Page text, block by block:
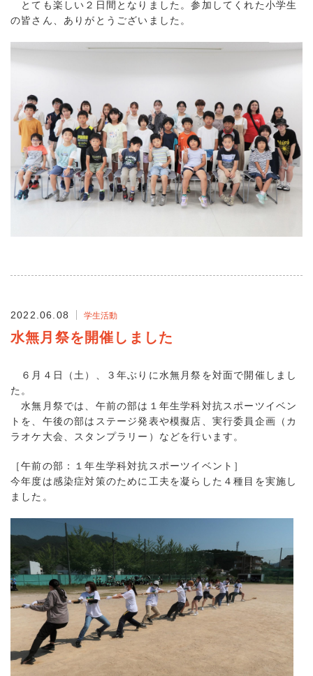
とても楽しい２日間となりました。参加してくれた小学生
の皆さん、ありがとうございました。
2022.06.08 学生活動
水無月祭を開催しました
６月４日（土）、３年ぶりに水無月祭を対面で開催しまし
た。
水無月祭では、午前の部は１年生学科対抗スポーツイベン
トを、午後の部はステージ発表や模擬店、実行委員企画（カ
ラオケ大会、スタンプラリー）などを行います。
［午前の部：１年生学科対抗スポーツイベント］
今年度は感染症対策のために工夫を凝らした４種目を実施し
ました。